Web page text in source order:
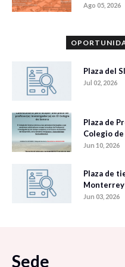
Ago 05, 2026
Plaza del
Jul 02, 2026
Plaza de
Colegio
Jun 10, 2026
Plaza de
Monterrey
Jun 03, 2026
Sede